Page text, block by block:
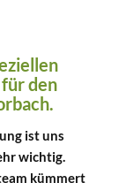
den
ist uns
wichtig.
kümmert